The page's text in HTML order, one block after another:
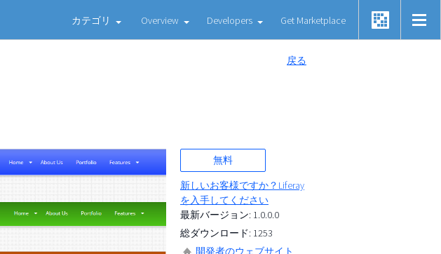
カテゴリ Overview Developers Get Marketplace
戻る
無料
新しいお客様ですか？Liferay
を入手してください
最新バージョン: 1.0.0.0
総ダウンロード: 1253
開発者のウェブサイト